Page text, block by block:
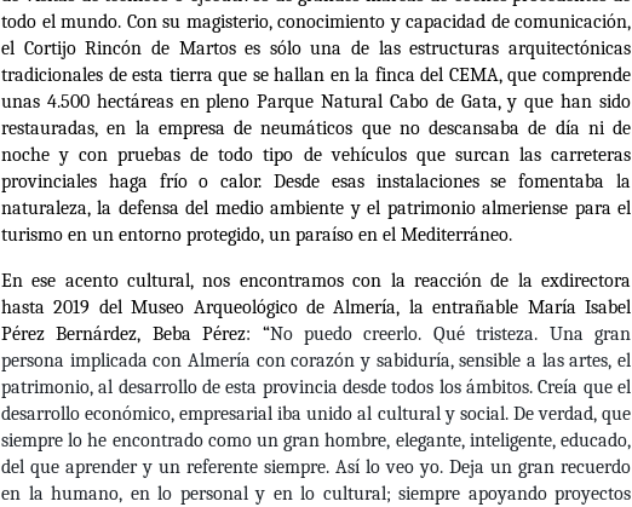
todo el mundo. Con su magisterio, conocimiento y capacidad de comunicación,
el Cortijo Rincón de Martos es sólo una de las estructuras arquitectónicas
tradicionales de esta tierra que se hallan en la finca del CEMA, que comprende
unas 4.500 hectáreas en pleno Parque Natural Cabo de Gata, y que han sido
restauradas, en la empresa de neumáticos que no descansaba de día ni de
noche y con pruebas de todo tipo de vehículos que surcan las carreteras
provinciales haga frío o calor. Desde esas instalaciones se fomentaba la
naturaleza, la defensa del medio ambiente y el patrimonio almeriense para el
turismo en un entorno protegido, un paraíso en el Mediterráneo.
En ese acento cultural, nos encontramos con la reacción de la exdirectora
hasta 2019 del Museo Arqueológico de Almería, la entrañable María Isabel
Pérez Bernárdez, Beba Pérez: “No puedo creerlo. Qué tristeza. Una gran
persona implicada con Almería con corazón y sabiduría, sensible a las artes, el
patrimonio, al desarrollo de esta provincia desde todos los ámbitos. Creía que el
desarrollo económico, empresarial iba unido al cultural y social. De verdad, que
siempre lo he encontrado como un gran hombre, elegante, inteligente, educado,
del que aprender y un referente siempre. Así lo veo yo. Deja un gran recuerdo
en la humano, en lo personal y en lo cultural; siempre apoyando proyectos